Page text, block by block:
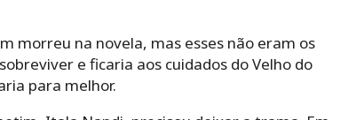
morreu na novela, mas esses não eram os
e ficaria aos cuidados do Velho do
para melhor.